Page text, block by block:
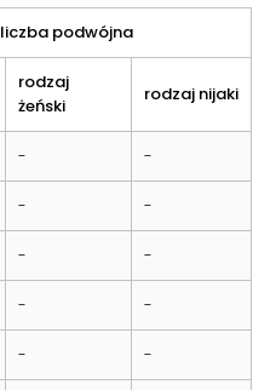
liczba podwójna
rodzaj
żeński
rodzaj nijaki
- -
- -
- -
- -
- -